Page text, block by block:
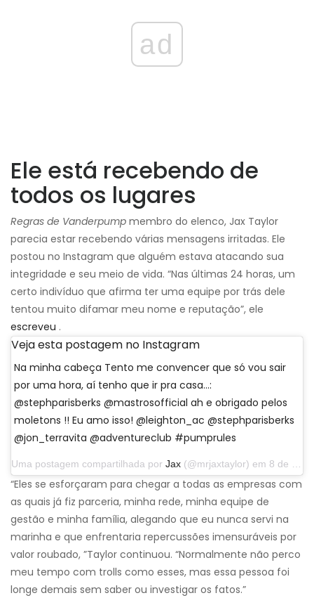
ad
Ele está recebendo de
todos os lugares
Regras de Vanderpump membro do elenco, Jax Taylor
parecia estar recebendo várias mensagens irritadas. Ele
postou no Instagram que alguém estava atacando sua
integridade e seu meio de vida. “Nas últimas 24 horas, um
certo indivíduo que afirma ter uma equipe por trás dele
tentou muito difamar meu nome e reputação”, ele
escreveu .
Veja esta postagem no Instagram
Na minha cabeça Tento me convencer que só vou sair
por uma hora, aí tenho que ir pra casa…:
@stephparisberks @mastrosofficial ah e obrigado pelos
moletons !! Eu amo isso! @leighton_ac @stephparisberks
@jon_terravita @adventureclub #pumprules
Uma postagem compartilhada por Jax (@mrjaxtaylor) em 8 de março de 2019 às 11h05 PST
“Eles se esforçaram para chegar a todas as empresas com
as quais já fiz parceria, minha rede, minha equipe de
gestão e minha família, alegando que eu nunca servi na
marinha e que enfrentaria repercussões imensuráveis ​​por
valor roubado, ”Taylor continuou. “Normalmente não perco
meu tempo com trolls como esses, mas essa pessoa foi
longe demais sem saber ou investigar os fatos.”